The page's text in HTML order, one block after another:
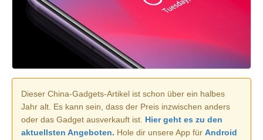
Dieser China-Gadgets-Artikel ist schon über ein halbes
Jahr alt. Es kann sein, dass der Preis inzwischen anders
oder das Gadget ausverkauft ist. Hier geht es zu den
aktuellsten Angeboten. Hole dir unsere App für Android